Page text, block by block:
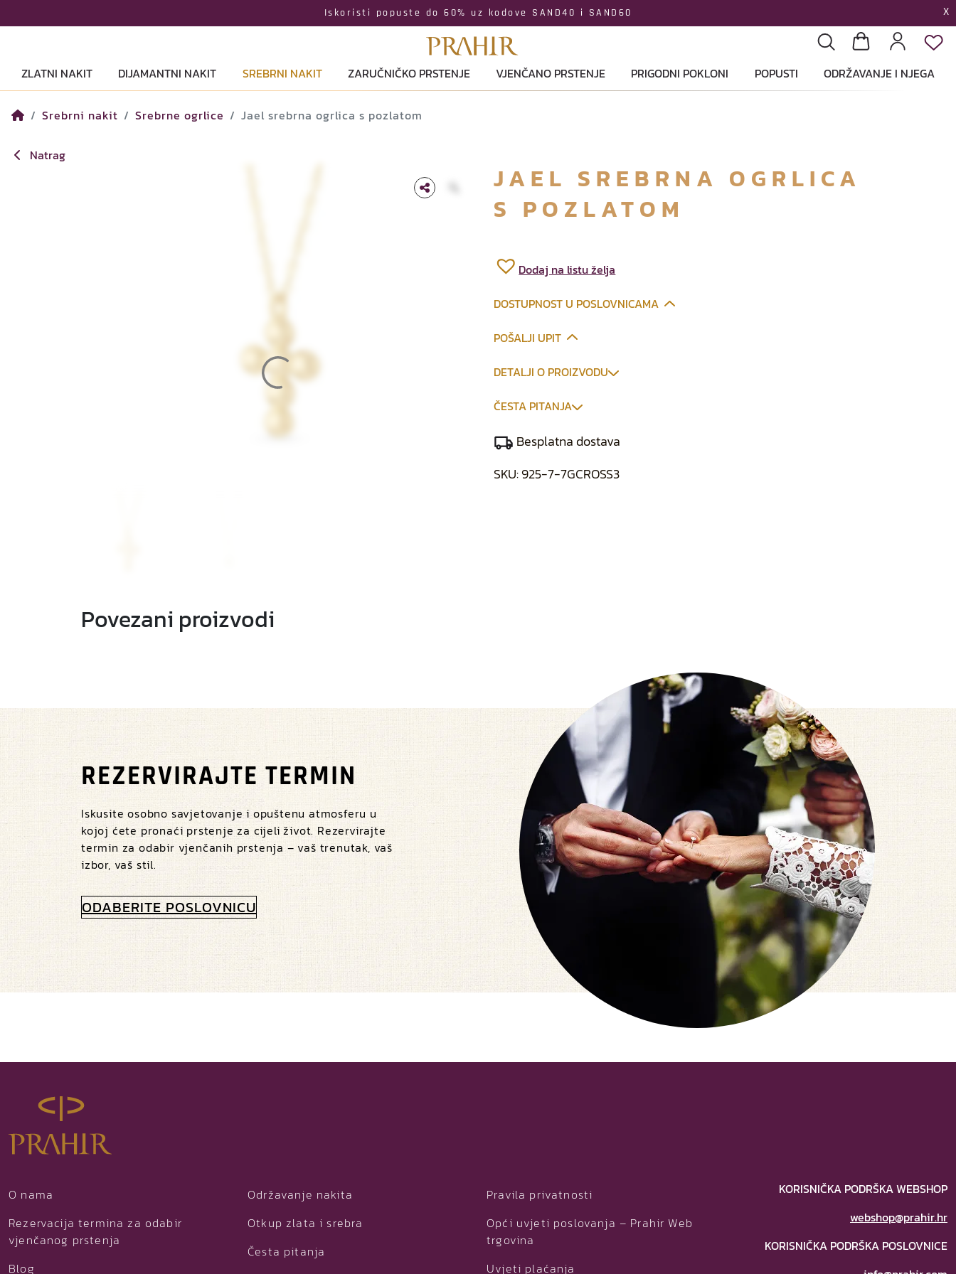
Iskoristi popuste do 60% uz kodove SAND40 i SAND60 X
ZLATNI NAKIT
DIJAMANTNI NAKIT SREBRNI NAKIT ZARUČNIČKO PRSTENJE VJENČANO PRSTENJE PRIGODNI POKLONI POPUSTI ODRŽAVANJE I NJEGA
Srebrni nakit Srebrne ogrlice Jael srebrna ogrlica s pozlatom
Natrag
JAEL SREBRNA OGRLICA
S POZLATOM
Dodaj na listu želja
DOSTUPNOST U POSLOVNICAMA
POŠALJI UPIT
DETALJI O PROIZVODU
ČESTA PITANJA
Besplatna dostava
SKU:925-7-7GCROSS3
Povezani proizvodi
REZERVIRAJTE TERMIN
Iskusite osobno savjetovanje i opuštenu atmosferu u
kojoj ćete pronaći prstenje za cijeli život. Rezervirajte
termin za odabir vjenčanih prstenja – vaš trenutak, vaš
izbor, vaš stil.
ODABERITE POSLOVNICU
O nama
Rezervacija termina za odabir
vjenčanog prstenja
Blog
Održavanje nakita
Otkup zlata i srebra
Česta pitanja
Pravila privatnosti
Opći uvjeti poslovanja – Prahir Web
trgovina
Uvjeti plaćanja
KORISNIČKA PODRŠKA WEBSHOP
webshop@prahir.hr
KORISNIČKA PODRŠKA POSLOVNICE